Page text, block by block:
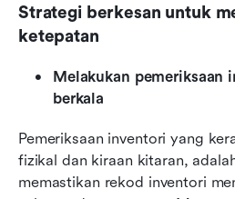
Strategi berkesan untuk
ketepatan
Melakukan pemeriksaan
berkala
Pemeriksaan inventori yang
fizikal dan kiraan kitaran,
memastikan rekod inventori